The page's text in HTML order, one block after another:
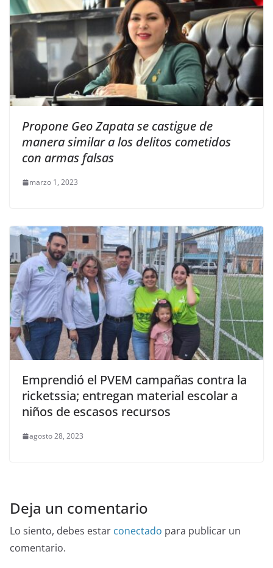
Propone Geo Zapata se castigue de
manera similar a los delitos cometidos
con armas falsas
marzo 1, 2023
Emprendió el PVEM campañas contra la
ricketssia; entregan material escolar a
niños de escasos recursos
agosto 28, 2023
Deja un comentario
Lo siento, debes estar conectado para publicar un
comentario.